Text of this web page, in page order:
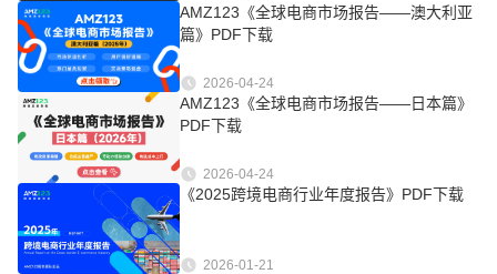
AMZ123《全球电商市场报告——澳大利亚
篇》PDF下载
2026-04-24
AMZ123《全球电商市场报告——日本篇》
PDF下载
2026-04-24
《2025跨境电商行业年度报告》PDF下载
2026-01-21